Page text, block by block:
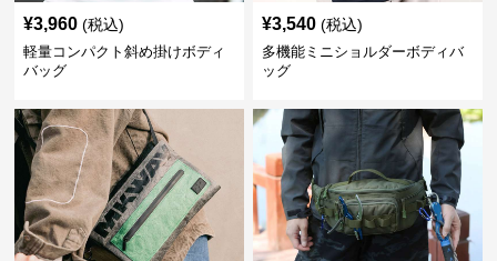
¥3,960 (税込)
軽量コンパクト斜め掛けボディ
バッグ
¥3,540 (税込)
多機能ミニショルダーボディバ
ッグ